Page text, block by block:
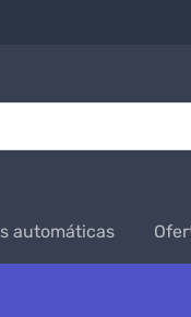
automáticas